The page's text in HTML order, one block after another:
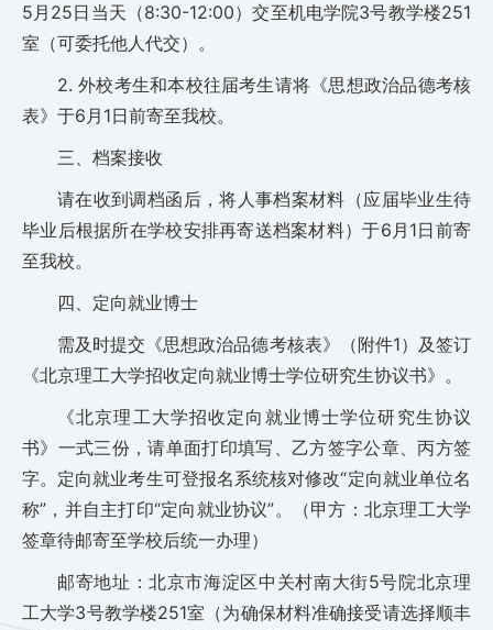
5月25日当天（8:30-12:00）交至机电学院3号教学楼251
室（可委托他人代交）。
2. 外校考生和本校往届考生请将《思想政治品德考核
表》于6月1日前寄至我校。
三、档案接收
请在收到调档函后，将人事档案材料（应届毕业生待
毕业后根据所在学校安排再寄送档案材料）于6月1日前寄
至我校。
四、定向就业博士
需及时提交《思想政治品德考核表》（附件1）及签订
《北京理工大学招收定向就业博士学位研究生协议书》。
《北京理工大学招收定向就业博士学位研究生协议
书》一式三份，请单面打印填写、乙方签字公章、丙方签
字。定向就业考生可登报名系统核对修改“定向就业单位名
称”，并自主打印“定向就业协议”。（甲方：北京理工大学
签章待邮寄至学校后统一办理）
邮寄地址：北京市海淀区中关村南大街5号院北京理
工大学3号教学楼251室（为确保材料准确接受请选择顺丰